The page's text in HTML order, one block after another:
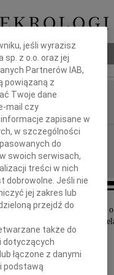
przyjęliśmy wiadomość
2023 roku naszego
jeśli wyrazisz
sp. z o.o. oraz jej
Partnerów IAB,
powiązaną z
Twoje dane
mail czy
zapisane w
w szczególności
do
swoich serwisach,
treści w nich
dobrowolne. Jeśli nie
jej zakres lub
przejdź do
także do
dotyczących
łączone z danymi
podstawą